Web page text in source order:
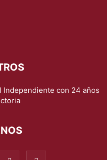
Independiente con 24 años